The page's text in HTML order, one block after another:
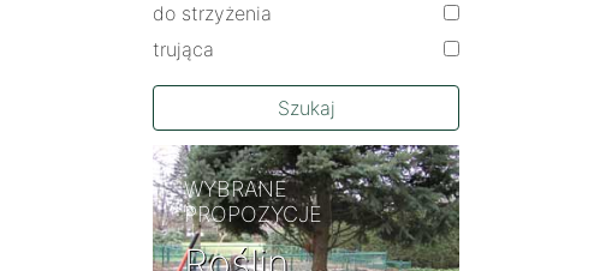
do strzyżenia
trująca
Szukaj
WYBRANE
PROPOZYCJE